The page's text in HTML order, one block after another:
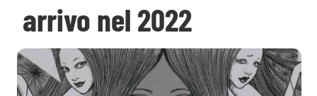
arrivo nel 2022